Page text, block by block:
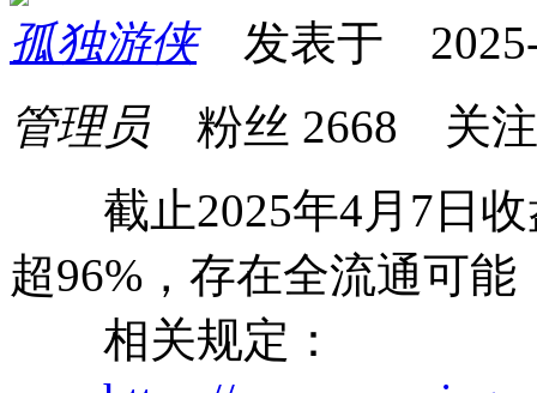
孤独游侠发表于 2025-
管理员 粉丝 2668 关
截止2025年4月7日收
超96%，存在全流通可能
相关规定：